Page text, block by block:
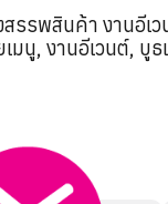
รพสินค้า งานอีเ
นู, งานอีเวนต์, บู